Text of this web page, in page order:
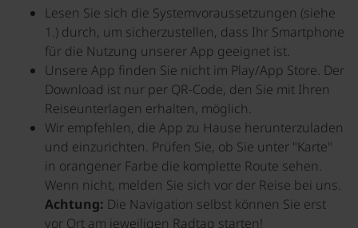
Lesen Sie sich die Systemvoraussetzungen (siehe
1.) durch, um sicherzustellen, dass Ihr Smartphone
für die Nutzung unserer App geeignet ist.
Unsere App finden Sie nicht im Play/App Store. Der
Download ist nur per QR-Code, den Sie mit Ihren
Reiseunterlagen erhalten, möglich.
Wir empfehlen, die App zu Hause herunterzuladen
und einzurichten. Prüfen Sie, ob Sie unter "Karte"
in orangener Farbe die komplette Route sehen.
Wenn nicht, melden Sie sich vor der Reise bei uns.
Achtung: Die Navigation selbst können Sie erst
vor Ort am jeweiligen Radtag starten!